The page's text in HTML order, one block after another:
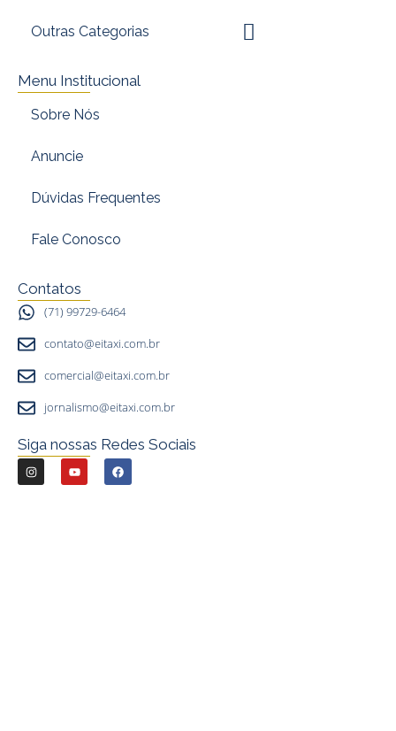
Outras Categorias
Menu Institucional
Sobre Nós
Anuncie
Dúvidas Frequentes
Fale Conosco
Contatos
(71) 99729-6464
contato@eitaxi.com.br
comercial@eitaxi.com.br
jornalismo@eitaxi.com.br
Siga nossas Redes Sociais
I
n
Y
o
F
a